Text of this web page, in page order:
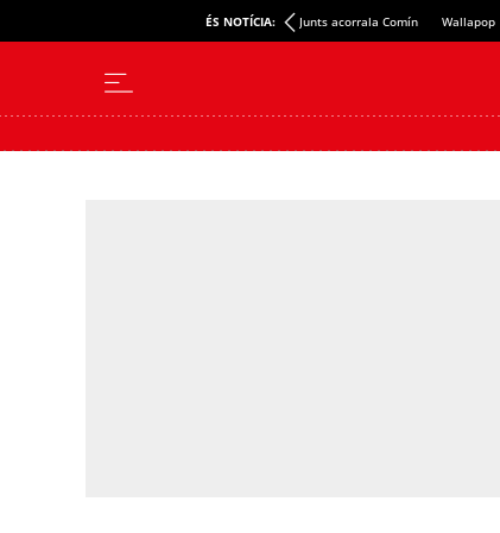
ÉS NOTÍCIA: Junts acorrala Comín Wallapop